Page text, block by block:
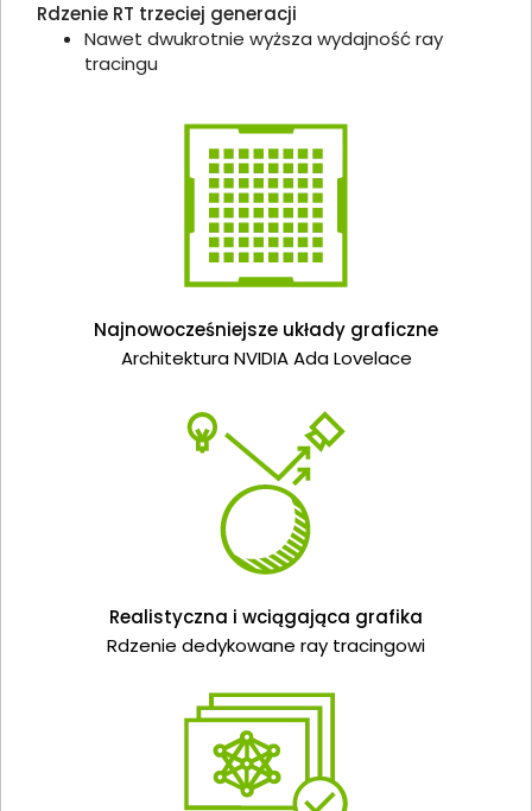
Rdzenie RT trzeciej generacji
Nawet dwukrotnie wyższa wydajność ray
tracingu
Najnowocześniejsze układy graficzne
Architektura NVIDIA Ada Lovelace
Realistyczna i wciągająca grafika
Rdzenie dedykowane ray tracingowi